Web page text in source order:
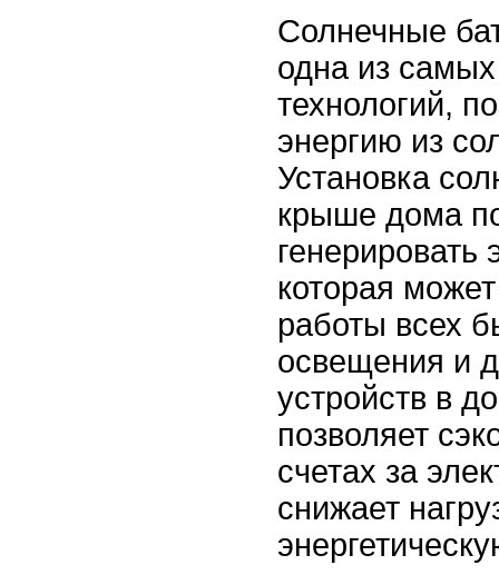
Солнечные
одна из
технологий,
энергию из
Установка
крыше дома
генерировать
которая
работы всех
освещения и
устройств в
позволяет
счетах за
снижает